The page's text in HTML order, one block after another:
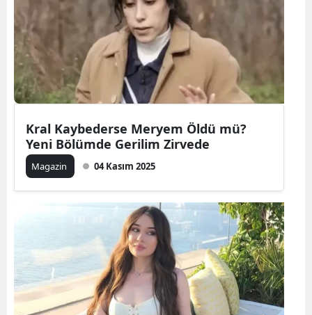
Kral Kaybederse Meryem Öldü mü?
Yeni Bölümde Gerilim Zirvede
Magazin 04 Kasım 2025